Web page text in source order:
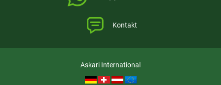
Kontakt
Askari International